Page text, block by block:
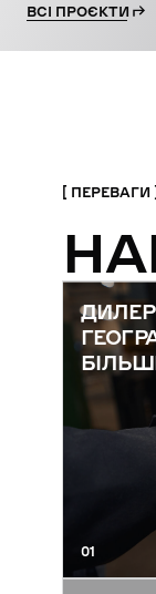
ВСІ ПРОЄКТИ
ПЕРЕВАГИ
01